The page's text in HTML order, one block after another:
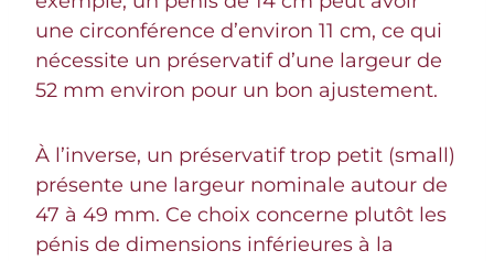
une circonférence d’environ 11 cm, ce qui
nécessite un préservatif d’une largeur de
52 mm environ pour un bon ajustement.
À l’inverse, un préservatif trop petit (small)
présente une largeur nominale autour de
47 à 49 mm. Ce choix concerne plutôt les
pénis de dimensions inférieures à la